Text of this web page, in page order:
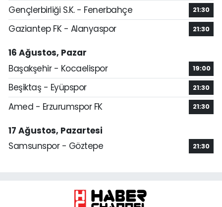
Gençlerbirliği S.K. - Fenerbahçe 21:30
Gaziantep FK - Alanyaspor 21:30
16 Ağustos, Pazar
Başakşehir - Kocaelispor
19:00
Beşiktaş - Eyüpspor 21:30
Amed - Erzurumspor FK 21:30
17 Ağustos, Pazartesi
Samsunspor - Göztepe
21:30